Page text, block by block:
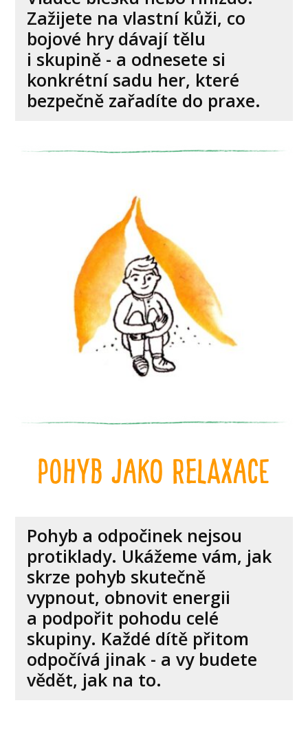
Zažijete na vlastní kůži, co
bojové hry dávají tělu
i skupině - a odnesete si
konkrétní sadu her, které
bezpečně zařadíte do praxe.
pohyb jako relaxace
Pohyb a odpočinek nejsou
protiklady. Ukážeme vám, jak
skrze pohyb skutečně
vypnout, obnovit energii
a podpořit pohodu celé
skupiny. Každé dítě přitom
odpočívá jinak - a vy budete
vědět, jak na to.